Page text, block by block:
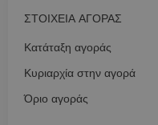
ΣΤΟΙΧΕΊΑ ΑΓΟΡΆΣ
Κατάταξη αγοράς
Κυριαρχία στην αγορά
Όριο αγοράς